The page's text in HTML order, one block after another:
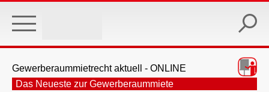
main
Gewerberaummietrecht aktuell - ONLINE
Das Neueste zur Gewerberaummiete